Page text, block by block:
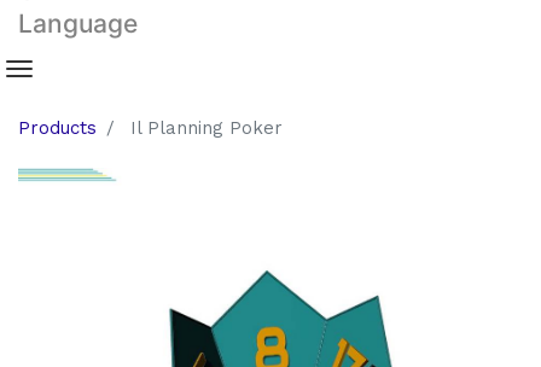
Language
Products Il Planning Poker